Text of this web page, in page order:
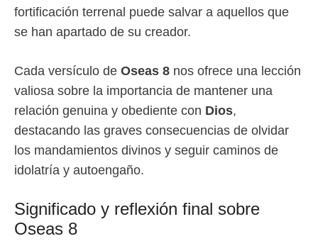
fortificación terrenal puede salvar a aquellos que
se han apartado de su creador.
Cada versículo de Oseas 8 nos ofrece una lección
valiosa sobre la importancia de mantener una
relación genuina y obediente con Dios,
destacando las graves consecuencias de olvidar
los mandamientos divinos y seguir caminos de
idolatría y autoengaño.
Significado y reflexión final sobre
Oseas 8